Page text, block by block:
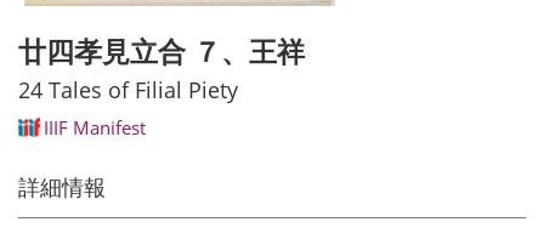
廿四孝見立合 ７、王祥
24 Tales of Filial Piety
IIIF Manifest
詳細情報